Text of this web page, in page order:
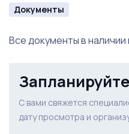
Рекламный бюджет на
Документы
Все документы в
С вами свяжется
дату просмотра и